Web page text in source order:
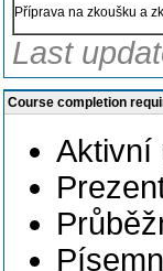
Příprava na zkoušku a
Last
Course completion
Aktivní